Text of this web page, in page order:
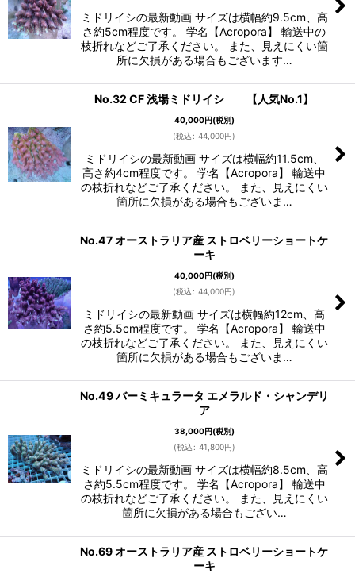
ミドリイシの最新動画 サイズは横幅約9.5cm、高
さ約5cm程度です。 学名【Acropora】 輸送中の
枝折れなどご了承ください。 また、見えにくい箇
所に欠損がある場合もございます…
No.32 CF 浅場ミドリイシ 【人気No.1】
40,000円(税別)
(税込 : 44,000円)
ミドリイシの最新動画 サイズは横幅約11.5cm、
高さ約4cm程度です。 学名【Acropora】 輸送中
の枝折れなどご了承ください。 また、見えにくい
箇所に欠損がある場合もございま…
No.47 オーストラリア産 ストロベリーショートケ
ーキ
40,000円(税別)
(税込 : 44,000円)
ミドリイシの最新動画 サイズは横幅約12cm、高
さ約5.5cm程度です。 学名【Acropora】 輸送中
の枝折れなどご了承ください。 また、見えにくい
箇所に欠損がある場合もございま…
No.49 バーミキュラータ エメラルド・シャンデリ
ア
38,000円(税別)
(税込 : 41,800円)
ミドリイシの最新動画 サイズは横幅約8.5cm、高
さ約5.5cm程度です。 学名【Acropora】 輸送中
の枝折れなどご了承ください。 また、見えにくい
箇所に欠損がある場合もござい…
No.69 オーストラリア産 ストロベリーショートケ
ーキ